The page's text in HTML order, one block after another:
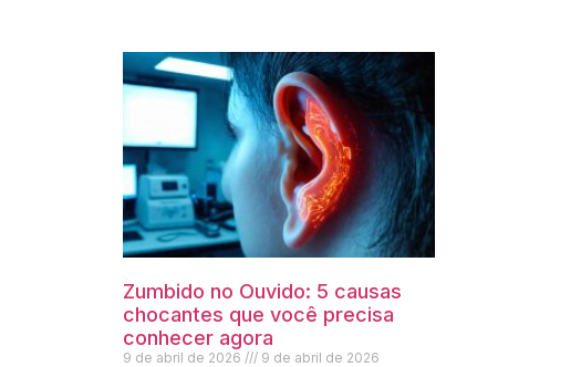
Zumbido no Ouvido: 5 causas
chocantes que você precisa
conhecer agora
9 de abril de 2026 9 de abril de 2026